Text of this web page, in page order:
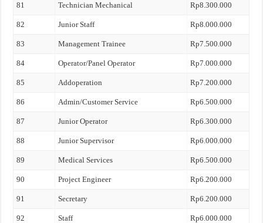
81 Technician Mechanical Rp8.300.000
82 Junior Staff Rp8.000.000
83 Management Trainee Rp7.500.000
84 Operator/Panel Operator Rp7.000.000
85 Addoperation Rp7.200.000
86 Admin/Customer Service Rp6.500.000
87 Junior Operator Rp6.300.000
88 Junior Supervisor Rp6.000.000
89 Medical Services Rp6.500.000
90 Project Engineer Rp6.200.000
91 Secretary Rp6.200.000
92 Staff Rp6.000.000